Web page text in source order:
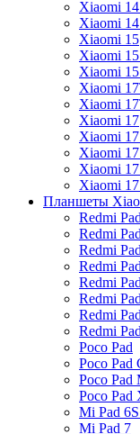
Xiaomi
Xiaomi
Xiaomi 15
Xiaomi
Xiaomi
Xiaomi
Xiaomi
Xiaomi 17
Xiaomi
Xiaomi
Xiaomi
Xiaomi
Планшеты
Redmi
Redmi
Redmi
Redmi
Redmi
Redmi
Redmi
Redmi
Poco Pad
Poco Pad
Poco Pad
Poco Pad
Mi Pad
Mi Pad 7